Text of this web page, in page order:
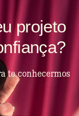
projeto
te conhecermos